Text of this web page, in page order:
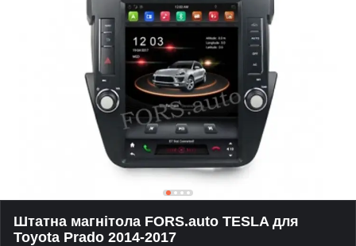
Штатна магнітола FORS.auto TESLA для
Toyota Prado 2014-2017